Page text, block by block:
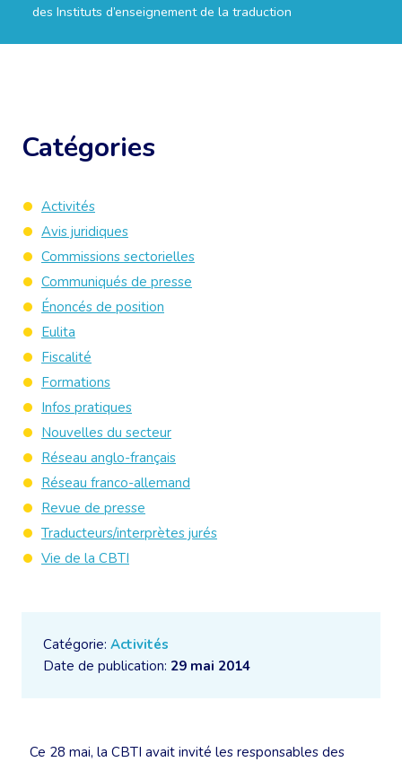
des Instituts d’enseignement de la traduction
Catégorie: Activités
Date de publication: 29 mai 2014
Ce 28 mai, la CBTI avait invité les responsables des
Catégories
Activités
Avis juridiques
Commissions sectorielles
Communiqués de presse
Énoncés de position
Eulita
Fiscalité
Formations
Infos pratiques
Nouvelles du secteur
Réseau anglo-français
Réseau franco-allemand
Revue de presse
Traducteurs/interprètes jurés
Vie de la CBTI